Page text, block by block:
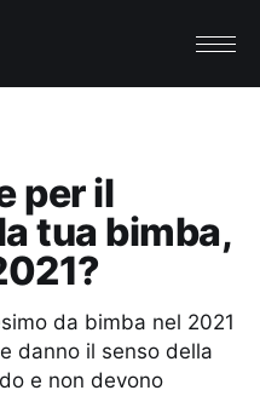
per il
tua bimba,
da bimba nel 2021
danno il senso della
e non devono